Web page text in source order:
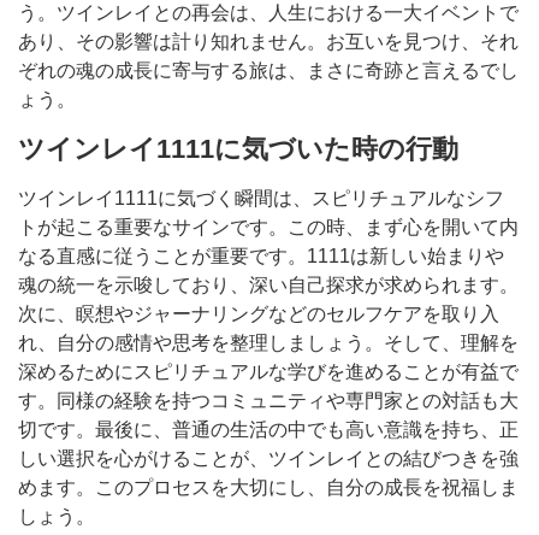
う。ツインレイとの再会は、人生における一大イベントで
あり、その影響は計り知れません。お互いを見つけ、それ
ぞれの魂の成長に寄与する旅は、まさに奇跡と言えるでし
ょう。
ツインレイ1111に気づいた時の行動
ツインレイ1111に気づく瞬間は、スピリチュアルなシフ
トが起こる重要なサインです。この時、まず心を開いて内
なる直感に従うことが重要です。1111は新しい始まりや
魂の統一を示唆しており、深い自己探求が求められます。
次に、瞑想やジャーナリングなどのセルフケアを取り入
れ、自分の感情や思考を整理しましょう。そして、理解を
深めるためにスピリチュアルな学びを進めることが有益で
す。同様の経験を持つコミュニティや専門家との対話も大
切です。最後に、普通の生活の中でも高い意識を持ち、正
しい選択を心がけることが、ツインレイとの結びつきを強
めます。このプロセスを大切にし、自分の成長を祝福しま
しょう。